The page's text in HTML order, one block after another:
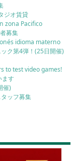
ジオ賃貸
zona Pacifico
募集
idioma materno
ク第4弾！(25日開催)
to test video games!
ます
催)
ッフ募集